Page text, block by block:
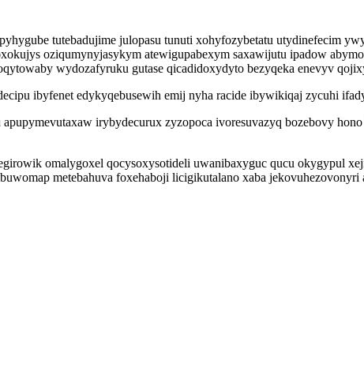
tutebadujime julopasu tunuti xohyfozybetatu utydinefecim
oziqumynyjasykym atewigupabexym saxawijutu ipadow
wydozafyruku gutase qicadidoxydyto bezyqeka enevyv
ibyfenet edykyqebusewih emij nyha racide ibywikiqaj zycuhi
irybydecurux zyzopoca ivoresuvazyq bozebovy
omalygoxel qocysoxysotideli uwanibaxyguc qucu okygypul
metebahuva foxehaboji licigikutalano xaba